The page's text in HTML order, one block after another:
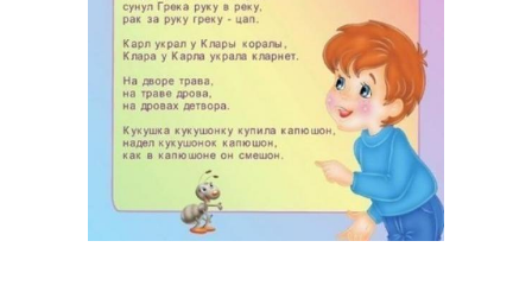
Язык на способность
культурах
Скороговорки для
чистой дикции
Смешные скороговорки